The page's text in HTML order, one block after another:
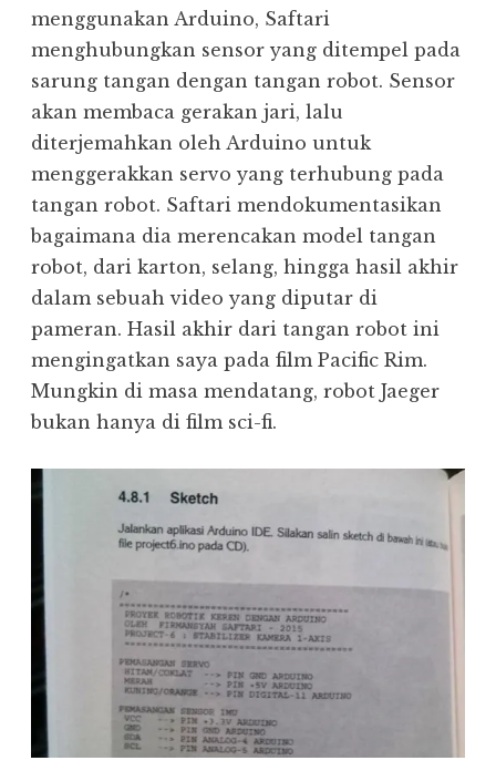
menggunakan Arduino, Saftari
menghubungkan sensor yang ditempel pada
sarung tangan dengan tangan robot. Sensor
akan membaca gerakan jari, lalu
diterjemahkan oleh Arduino untuk
menggerakkan servo yang terhubung pada
tangan robot. Saftari mendokumentasikan
bagaimana dia merencakan model tangan
robot, dari karton, selang, hingga hasil akhir
dalam sebuah video yang diputar di
pameran. Hasil akhir dari tangan robot ini
mengingatkan saya pada film Pacific Rim.
Mungkin di masa mendatang, robot Jaeger
bukan hanya di film sci-fi.